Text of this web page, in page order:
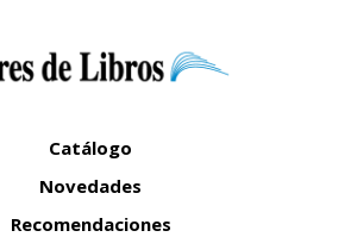
Catálogo
Novedades
Recomendaciones